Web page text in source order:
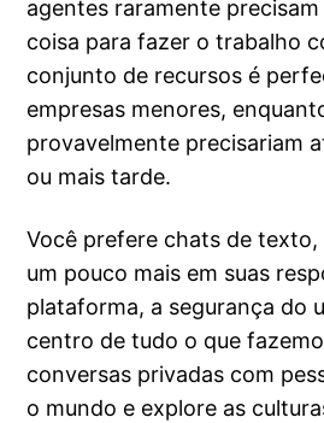
agentes raramente precisam
coisa para fazer o trabalho
conjunto de recursos é
empresas menores,
provavelmente precisariam
ou mais tarde.
Você prefere chats de
um pouco mais em suas
plataforma, a segurança do
centro de tudo o que
conversas privadas com
o mundo e explore as